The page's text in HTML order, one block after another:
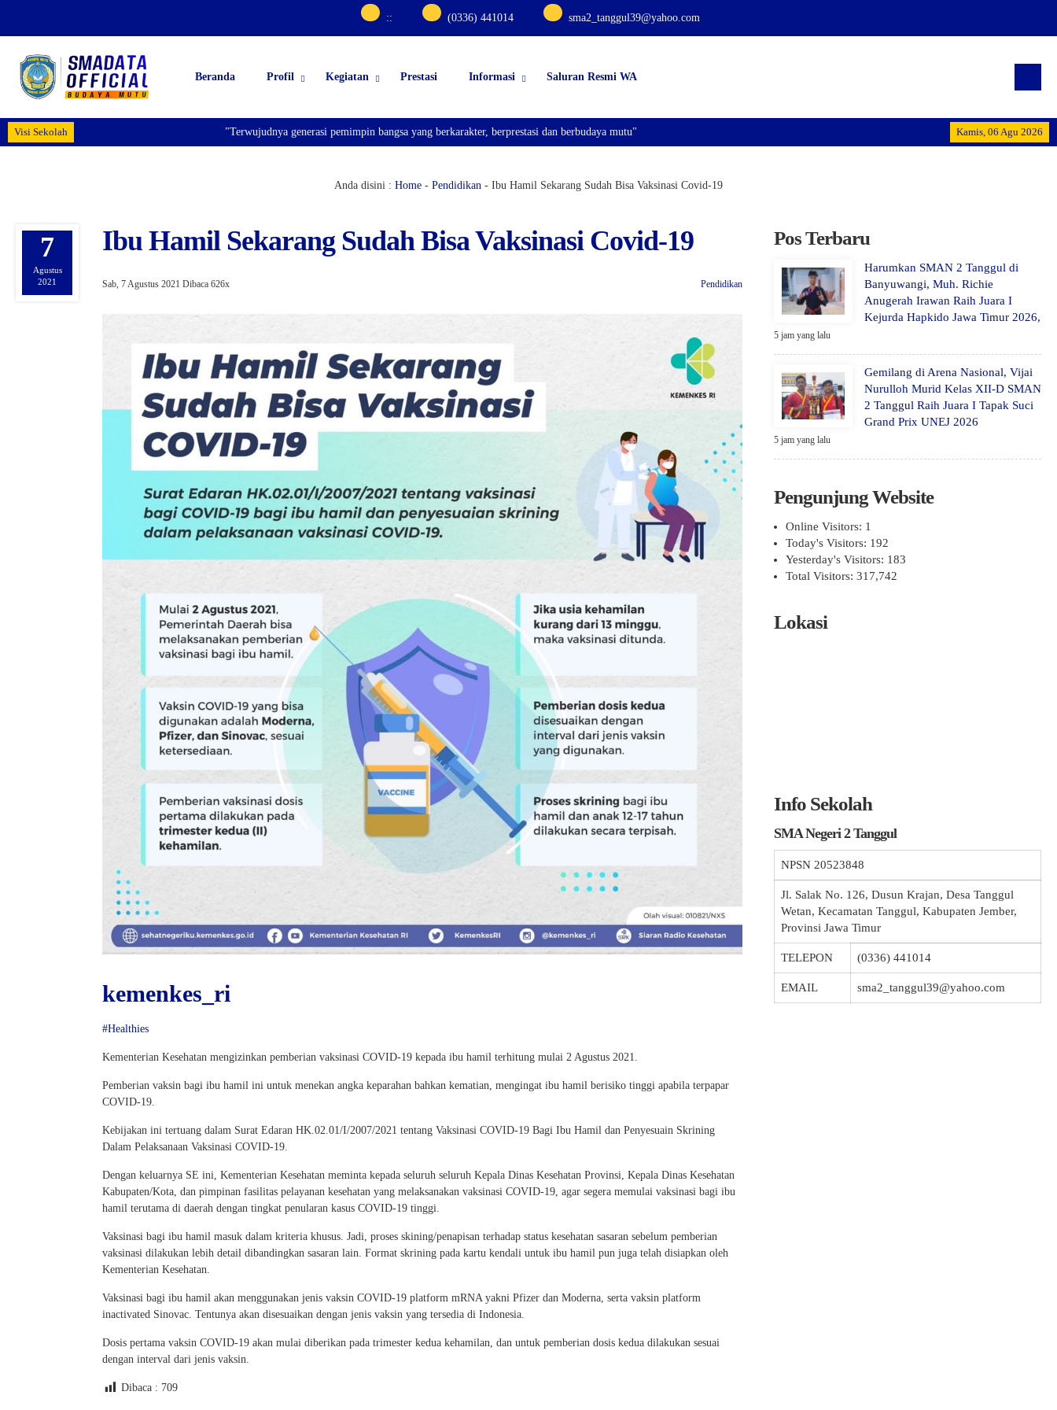
:: (0336) 441014 sma2_tanggul39@yahoo.com
Beranda Profil Kegiatan Prestasi Informasi Saluran Resmi WA
Visi Sekolah Kamis, 06 Agu 2026
"Terwujudnya generasi
"Terwujudnya generasi pemimpin bangsa yang berkarakter, berprestasi dan berbudaya mutu"
Anda disini : Home - Pendidikan - Ibu Hamil Sekarang Sudah Bisa Vaksinasi Covid-19
7
Agustus
2021
Ibu Hamil Sekarang Sudah Bisa Vaksinasi Covid-19
Sab, 7 Agustus 2021 Dibaca 626x Pendidikan
kemenkes_ri
#Healthies
Kementerian Kesehatan mengizinkan pemberian vaksinasi COVID-19 kepada ibu hamil terhitung mulai 2 Agustus 2021.
Pemberian vaksin bagi ibu hamil ini untuk menekan angka keparahan bahkan kematian, mengingat ibu hamil berisiko tinggi apabila terpapar
COVID-19.
Kebijakan ini tertuang dalam Surat Edaran HK.02.01/I/2007/2021 tentang Vaksinasi COVID-19 Bagi Ibu Hamil dan Penyesuain Skrining
Dalam Pelaksanaan Vaksinasi COVID-19.
Dengan keluarnya SE ini, Kementerian Kesehatan meminta kepada seluruh seluruh Kepala Dinas Kesehatan Provinsi, Kepala Dinas Kesehatan
Kabupaten/Kota, dan pimpinan fasilitas pelayanan kesehatan yang melaksanakan vaksinasi COVID-19, agar segera memulai vaksinasi bagi ibu
hamil terutama di daerah dengan tingkat penularan kasus COVID-19 tinggi.
Vaksinasi bagi ibu hamil masuk dalam kriteria khusus. Jadi, proses skining/penapisan terhadap status kesehatan sasaran sebelum pemberian
vaksinasi dilakukan lebih detail dibandingkan sasaran lain. Format skrining pada kartu kendali untuk ibu hamil pun juga telah disiapkan oleh
Kementerian Kesehatan.
Vaksinasi bagi ibu hamil akan menggunakan jenis vaksin COVID-19 platform mRNA yakni Pfizer dan Moderna, serta vaksin platform
inactivated Sinovac. Tentunya akan disesuaikan dengan jenis vaksin yang tersedia di Indonesia.
Dosis pertama vaksin COVID-19 akan mulai diberikan pada trimester kedua kehamilan, dan untuk pemberian dosis kedua dilakukan sesuai
dengan interval dari jenis vaksin.
Dibaca : 709
Pos Terbaru
Harumkan SMAN 2 Tanggul di
Banyuwangi, Muh. Richie
Anugerah Irawan Raih Juara I
Kejurda Hapkido Jawa Timur 2026,
5 jam yang lalu
Gemilang di Arena Nasional, Vijai
Nurulloh Murid Kelas XII-D SMAN
2 Tanggul Raih Juara I Tapak Suci
Grand Prix UNEJ 2026
5 jam yang lalu
Pengunjung Website
Online Visitors: 1
Today's Visitors: 192
Yesterday's Visitors: 183
Total Visitors: 317,742
Lokasi
Info Sekolah
SMA Negeri 2 Tanggul
NPSN 20523848
Jl. Salak No. 126, Dusun Krajan, Desa Tanggul
Wetan, Kecamatan Tanggul, Kabupaten Jember,
Provinsi Jawa Timur
TELEPON (0336) 441014
EMAIL sma2_tanggul39@yahoo.com